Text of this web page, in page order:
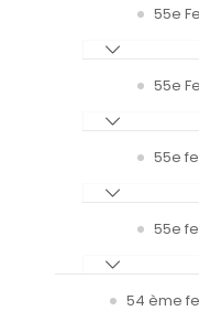
55e
55e
55e
55e
54 ème